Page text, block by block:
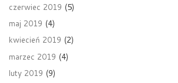
czerwiec 2019 (5)
maj 2019 (4)
kwiecień 2019 (2)
marzec 2019 (4)
luty 2019 (9)